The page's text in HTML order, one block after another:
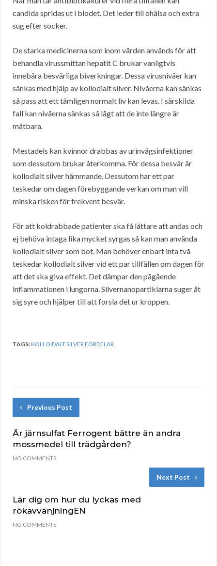
candida spridas ut i blodet. Det leder till ohälsa och extra
sug efter socker.
De starka medicinerna som inom vården används för att
behandla virussmittan hepatit C brukar vanligtvis
innebära besvärliga biverkningar. Dessa virusnivåer kan
sänkas med hjälp av kollodialt silver. Nivåerna kan sänkas
så pass att ett tämligen normalt liv kan levas. I särskilda
fall kan nivåerna sänkas så lågt att de inte längre är
mätbara.
Mestadels kan kvinnor drabbas av urinvägsinfektioner
som dessutom brukar återkomma. För dessa besvär är
kollodialt silver hämmande. Dessutom har ett par
teskedar om dagen förebyggande verkan om man vill
minska risken för frekvent besvär.
För att koldrabbade patienter ska få lättare att andas och
ej behöva intaga lika mycket syrgas så kan man använda
kollodialt silver som bot. Man behöver enbart inta två
teskedar kollodialt silver vid ett par tillfällen om dagen för
att det ska giva effekt. Det dämpar den pågående
inflammationen i lungorna. Silvernanopartiklarna suger åt
sig syre och hjälper till att forsla det ur kroppen.
TAGS:KOLLOIDALT SILVER FÖRDELAR
Previous Post
Är järnsulfat Ferrogent bättre än andra
mossmedel till trädgården?
NO COMMENTS
Next Post
Lär dig om hur du lyckas med
rökavvänjningEN
NO COMMENTS